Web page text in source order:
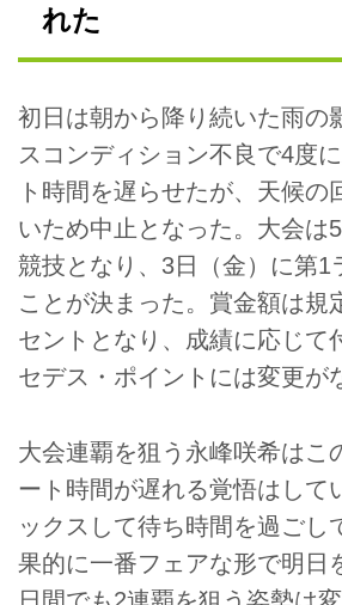
れた
初日は朝から降り続いた雨の
スコンディション不良で4度
ト時間を遅らせたが、天候の
いため中止となった。大会は
競技となり、3日（金）に第1
ことが決まった。賞金額は規
セントとなり、成績に応じて
セデス・ポイントには変更が
大会連覇を狙う永峰咲希はこ
ート時間が遅れる覚悟はして
ックスして待ち時間を過ごし
果的に一番フェアな形で明日